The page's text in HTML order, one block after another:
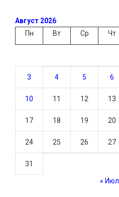
Август 2026
Пн
Вт Ср Чт
3 4 5 6
10 11 12 13
17 18 19 20
24 25 26 27
31
« Июл